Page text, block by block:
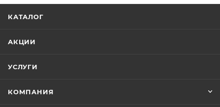
КАТАЛОГ
АКЦИИ
УСЛУГИ
КОМПАНИЯ